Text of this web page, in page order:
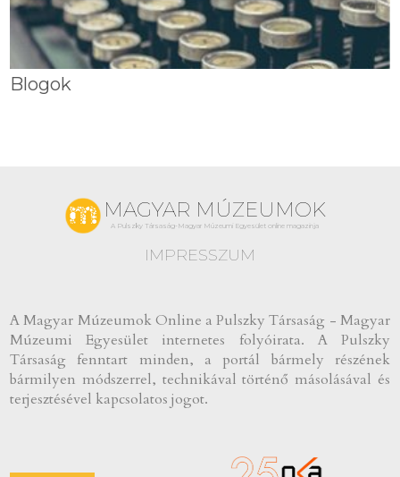
Blogok
MAGYAR MÚZEUMOK
A Pulszky Társaság-Magyar Múzeumi Egyesület online magazinja
IMPRESSZUM
A Magyar Múzeumok Online a Pulszky Társaság - Magyar
Múzeumi Egyesület internetes folyóirata. A Pulszky
Társaság fenntart minden, a portál bármely részének
bármilyen módszerrel, technikával történő másolásával és
terjesztésével kapcsolatos jogot.